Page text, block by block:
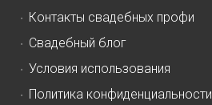
Контакты свадебных профи
Свадебный блог
Условия использования
Политика конфиденциальности